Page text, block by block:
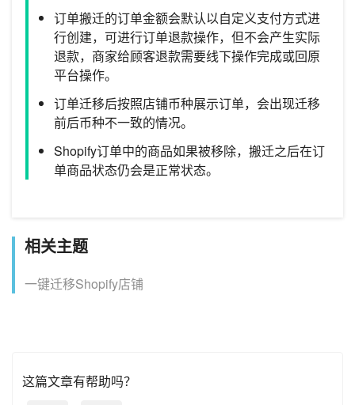
订单搬迁的订单金额会默认以自定义支付方式进
行创建，可进行订单退款操作，但不会产生实际
退款，商家给顾客退款需要线下操作完成或回原
平台操作。
订单迁移后按照店铺币种展示订单，会出现迁移
前后币种不一致的情况。
Shopify订单中的商品如果被移除，搬迁之后在订
单商品状态仍会是正常状态。
相关主题
一键迁移Shopify店铺
这篇文章有帮助吗？